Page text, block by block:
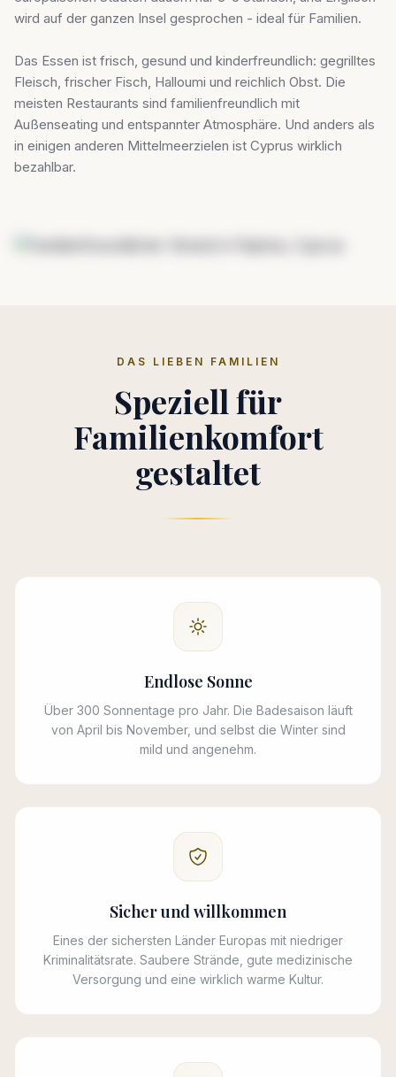
wird auf der ganzen Insel gesprochen - ideal für Familien.
Das Essen ist frisch, gesund und kinderfreundlich: gegrilltes
Fleisch, frischer Fisch, Halloumi und reichlich Obst. Die
meisten Restaurants sind familienfreundlich mit
Außenseating und entspannter Atmosphäre. Und anders als
in einigen anderen Mittelmeerzielen ist Cyprus wirklich
bezahlbar.
DAS LIEBEN FAMILIEN
Speziell für
Familienkomfort
gestaltet
Endlose Sonne
Über 300 Sonnentage pro Jahr. Die Badesaison läuft
von April bis November, und selbst die Winter sind
mild und angenehm.
Sicher und willkommen
Eines der sichersten Länder Europas mit niedriger
Kriminalitätsrate. Saubere Strände, gute medizinische
Versorgung und eine wirklich warme Kultur.